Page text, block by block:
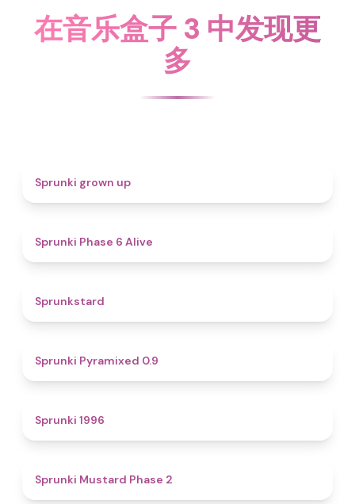
在音乐盒子 3 中发现更
多
Sprunki grown up
Sprunki Phase 6 Alive
Sprunkstard
Sprunki Pyramixed 0.9
Sprunki 1996
Sprunki Mustard Phase 2